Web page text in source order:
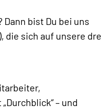
bist Du bei uns
die sich auf unsere
– und